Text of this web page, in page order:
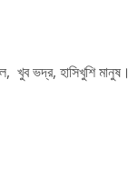
খুব ভদ্র, হাসিখুশি মানুষ।